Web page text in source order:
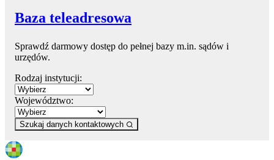
Baza teleadresowa
Sprawdź darmowy dostęp do pełnej bazy m.in. sądów i
urzędów.
Rodzaj instytucji:
Województwo:
Szukaj danych kontaktowych